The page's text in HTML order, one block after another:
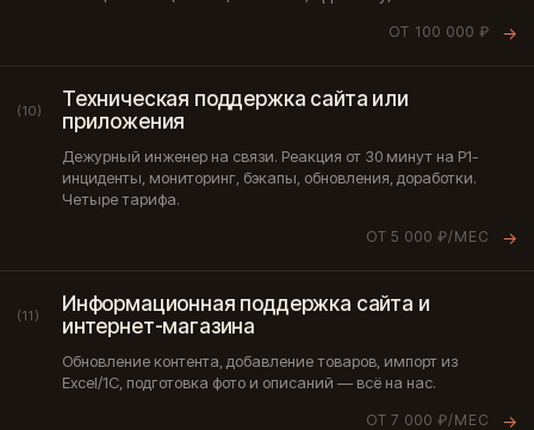
ОТ 100 000 ₽ →
(10)
Техническая поддержка сайта или
приложения
Дежурный инженер на связи. Реакция от 30 минут на P1-
инциденты, мониторинг, бэкапы, обновления, доработки.
Четыре тарифа.
ОТ 5 000 ₽/МЕС →
(11)
Информационная поддержка сайта и
интернет-магазина
Обновление контента, добавление товаров, импорт из
Excel/1С, подготовка фото и описаний — всё на нас.
ОТ 7 000 ₽/МЕС →